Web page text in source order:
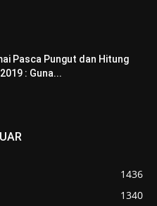
Pasca Pungut dan Hitung
: Guna...
1436
1340